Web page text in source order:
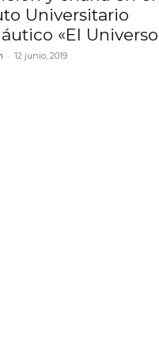
Universitario
«El Universo
- 12 junio, 2019